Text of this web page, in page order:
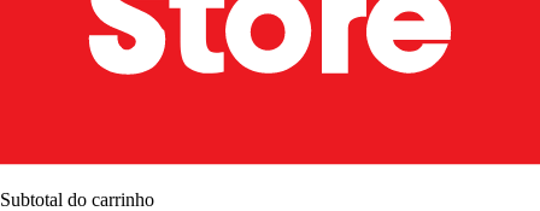
Subtotal do carrinho